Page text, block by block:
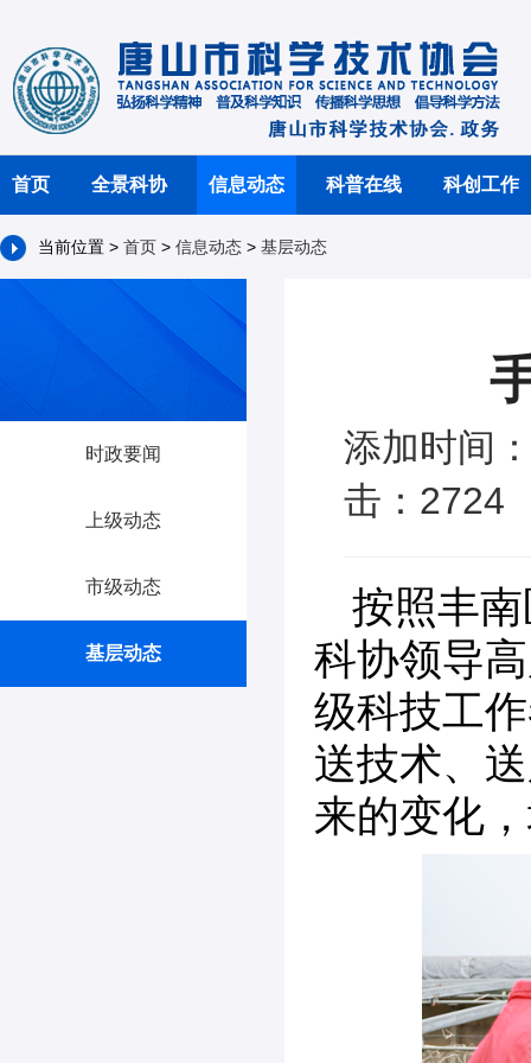
首页 全景科协 信息动态 科普在线 科创工作
当前位置 > 首页 > 信息动态 > 基层动态
时政要闻
上级动态
市级动态
基层动态
添加时间
击：2724
按照丰
科协领导
级科技工
送技术、
来的变化